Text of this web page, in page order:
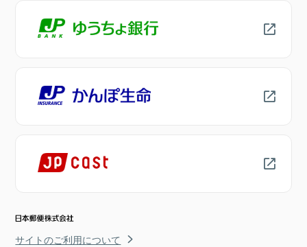
サイトのご利用について